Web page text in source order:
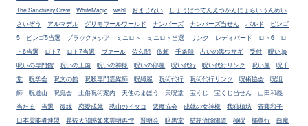
The Sanctuary Crew
WhiteMagic wahl おまじない
しょうばつてんえつかんにょらいうんめい
さいぞう
アルマデル グリモワールワールド ナンバーズ ナンバーズ当せん バルド
ビンゴ
5
ビンゴ5当選 ブラックメシア ミニロト ミニロト当選 リンク レディバード ロト6
ロ
ト6当選
ロト7 ロト7当選 ヴァール 佐久間 依頼 千条印 占いの黒ウサギ 受付
呪い.jp
呪いの専門館
呪いの王国 呪いの神様 呪いの部屋 呪い代行 呪い代行リンク 呪い屋
呪千
堂
呪学会 呪文の館 呪殺専門霊媒師 呪縛屋 呪術代行 呪術代行リンク 呪術協会
呪詛
師
呪道山 呪鬼会 土俗呪術案内 天使のまほう 天呪堂 宝くじ 宝くじ当せん
山田和義
当たる
当選 復縁 恋愛成就 恐山のイタコ 悪魔協会 成就の女神様 我独槙坊
斉藤和子
日本霊能者連盟
昇抜天閲感如来雲明再憎 晋明会 暗黒堂 桔梗流陰陽道 極呪 橘尊行
白魔